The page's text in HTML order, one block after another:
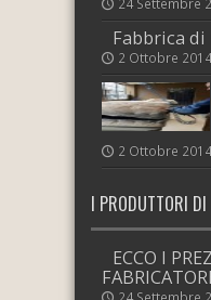
Fabbrica di
2 Ottobre 2014
2 Ottobre 2014
I PRODUTTORI DI
ECCO I